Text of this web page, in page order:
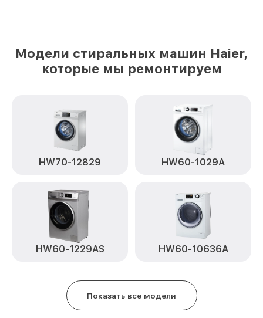
Модели стиральных машин Haier,
которые мы ремонтируем
HW70-12829 HW60-1029A
HW60-1229AS HW60-10636A
Показать все модели